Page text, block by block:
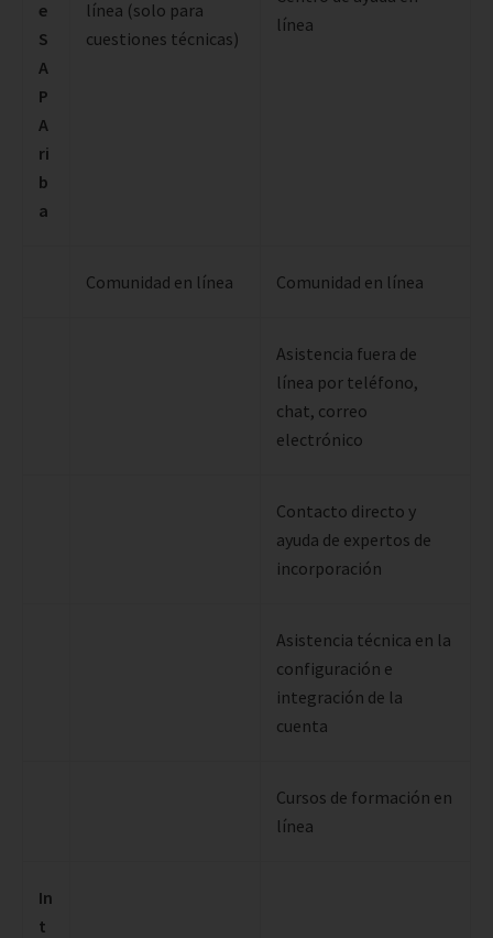
e
S
A
P
A
ri
b
a
línea (solo para
cuestiones técnicas)
línea
Comunidad en línea Comunidad en línea
Asistencia fuera de
línea por teléfono,
chat, correo
electrónico
Contacto directo y
ayuda de expertos de
incorporación
Asistencia técnica en la
configuración e
integración de la
cuenta
Cursos de formación en
línea
In
t